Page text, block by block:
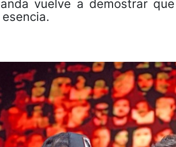
vuelve a demostrar